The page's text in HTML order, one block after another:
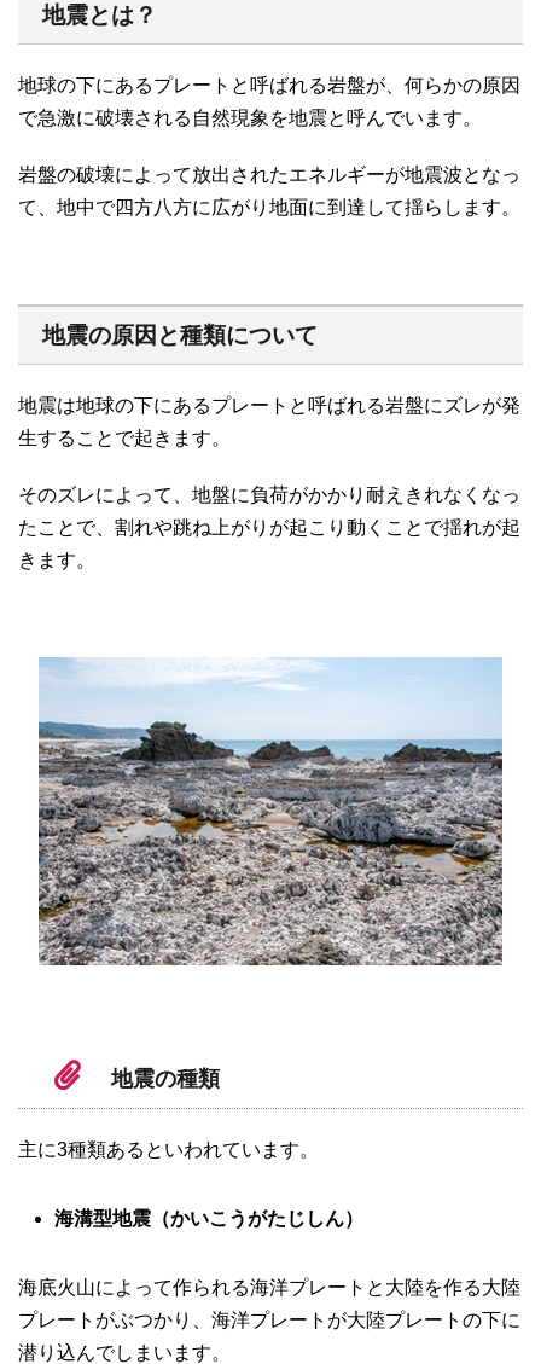
地震とは？
地球の下にあるプレートと呼ばれる岩盤が、何らかの原因
で急激に破壊される自然現象を地震と呼んでいます。
岩盤の破壊によって放出されたエネルギーが地震波となっ
て、地中で四方八方に広がり地面に到達して揺らします。
地震の原因と種類について
地震は地球の下にあるプレートと呼ばれる岩盤にズレが発
生することで起きます。
そのズレによって、地盤に負荷がかかり耐えきれなくなっ
たことで、割れや跳ね上がりが起こり動くことで揺れが起
きます。
地震の種類
主に3種類あるといわれています。
海溝型地震（かいこうがたじしん）
海底火山によって作られる海洋プレートと大陸を作る大陸
プレートがぶつかり、海洋プレートが大陸プレートの下に
潜り込んでしまいます。